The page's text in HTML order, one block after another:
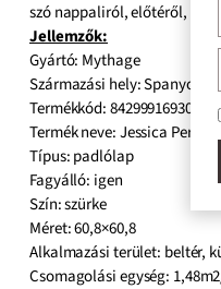
szó nappaliról, előtéről,
Jellemzők:
Gyártó: Mythage
Származási hely: Spanyol
Termékkód: 8429991693039
Termék neve: Jessica Perla
Típus: padlólap
Fagyálló: igen
Szín: szürke
Méret: 60,8×60,8
Alkalmazási terület: beltér,
Csomagolási egység: